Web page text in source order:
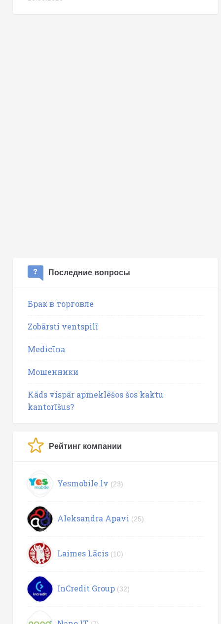
Последние вопросы
Брак в торговле
Zobārsti ventspilī
Medicīna
Мошенники
Kāds vispār apmeklēšos šos kaktu
kantorīšus?
Рейтинг компании
Yesmobile.lv (23)
Aleksandra Apavi (25)
Laimes Lācis (10)
InCredit Group (32)